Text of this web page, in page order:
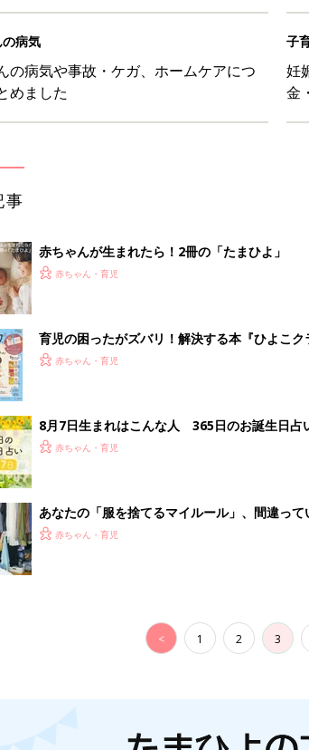
育児の困ったがズバリ！解決する本『ひよこ
赤ちゃん・育児
8月7日生まれはこんな人 365日のお誕生日占
< 1 2 3